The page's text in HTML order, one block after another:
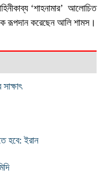
‘শাহনামার’ আলোচিত
রূপদান করেছেন আলি শামস।
হবে: ইরান